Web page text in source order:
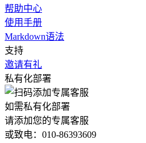
帮助中心
使用手册
Markdown语法
支持
邀请有礼
私有化部署
如需私有化部署
请添加您的专属客服
或致电：010-86393609